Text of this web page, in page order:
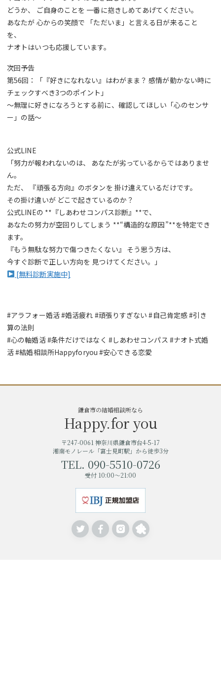
どうか、 ご自身のことを 一番に抱きしめてあげてください。
あなたが 心からの笑顔で 「ただいま」と言える日が来ること
を、
ナオトはいつも応援しています。
次回予告
第56回：「『好きになれない』はわがまま？ 感情が動かない時に
チェックすべき3つのポイント」
～無理に好きになろうとする前に、確認してほしい「心のセンサ
ー」の話～
公式LINE
「努力が報われないのは、 あなたが劣っているからではありませ
ん。
ただ、 『頑張る方向』のボタンを 掛け違えているだけです。
その掛け違いが どこで起きているのか？
公式LINEの **『しあわせコンパス診断』**で、
あなたの努力が空回りしてしまう **“構造的な原因”**を特定でき
ます。
『もう無駄な努力で傷つきたくない』 そう思う方は、
今すぐ診断で正しい方向を 見つけてください。」
[無料診断実施中]
#アラフォー婚活 #婚活疲れ #頑張りすぎない #自己肯定感 #引き
算の法則
#心の軸婚活 #条件だけではなく #しあわせコンパス #ナオト式婚
活 #結婚相談所Happyforyou #安心できる恋愛
鎌倉市の結婚相談所なら
Happy.for you
〒247-0061 神奈川県鎌倉市台4-5-17
湘南モノレール「富士見町駅」から徒歩3分
TEL. 090-5510-0726
受付 10:00～21:00